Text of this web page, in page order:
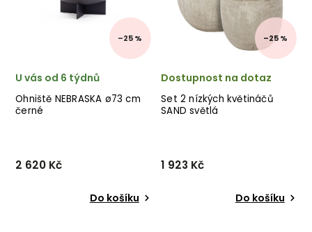
nábytek ✅ kvalitní materiály
✅ nejnižš...
✅ kvalitní materiály
✅ nejnižš...
–25 %
Ohniště NEBRASKA ø73 cm
černé
U vás od 6 týdnů
2 620 Kč
Do košíku
–25 %
Set 2 nízkých květináčů
SAND světlá
Dostupnost na dotaz
1 923 Kč
Do košíku